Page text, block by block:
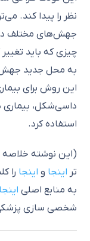
نظر را پیدا کند.
به محل جدید جهش
این روش برای
داسی‌شکل، بیماری
استفاده کرد.
(این نوشته
تر اینجا و اینجا را
به منابع اصلی اینجا
شخصی سازی